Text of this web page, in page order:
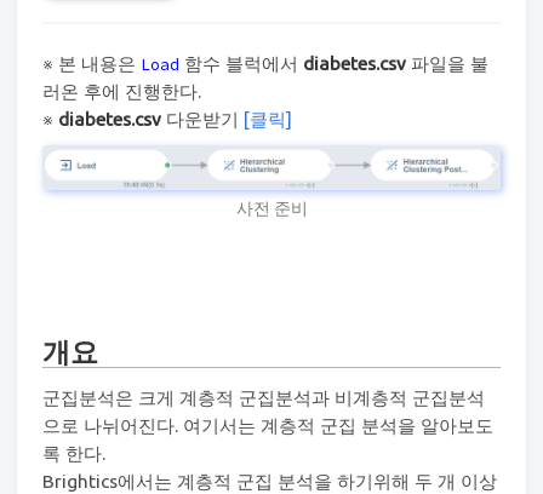
※ 본 내용은 Load 함수 블럭에서 diabetes.csv 파일을 불
러온 후에 진행한다.
※ diabetes.csv 다운받기 [클릭]
사전 준비
개요
군집분석은 크게 계층적 군집분석과 비계층적 군집분석
으로 나뉘어진다. 여기서는 계층적 군집 분석을 알아보도
록 한다.
Brightics에서는 계층적 군집 분석을 하기위해 두 개 이상